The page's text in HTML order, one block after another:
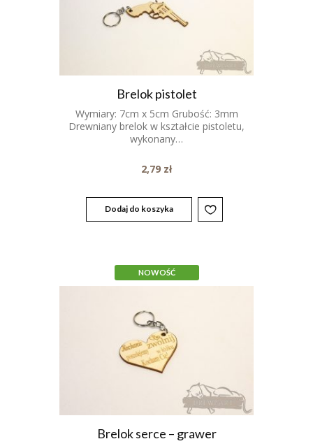
Brelok pistolet
Wymiary: 7cm x 5cm Grubość: 3mm
Drewniany brelok w kształcie pistoletu,
wykonany…
2,79 zł
Dodaj do koszyka
NOWOŚĆ
Brelok serce – grawer